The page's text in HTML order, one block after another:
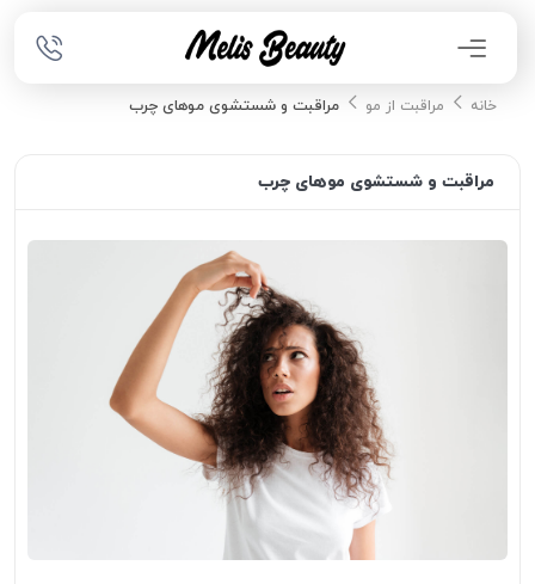
خانه مراقبت از مو مراقبت و شستشوی موهای چرب
مراقبت و شستشوی موهای چرب